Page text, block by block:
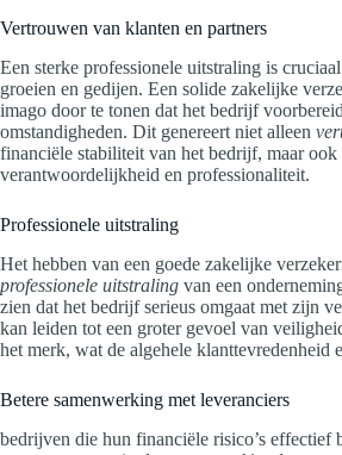
Vertrouwen van klanten en partners
Een sterke professionele uitstraling is
groeien en gedijen. Een solide zakelijke
imago door te tonen dat het bedrijf
omstandigheden. Dit genereert niet alleen
financiële stabiliteit van het bedrijf, maar
verantwoordelijkheid en professionaliteit.
Professionele uitstraling
Het hebben van een goede zakelijke
professionele uitstraling van een
zien dat het bedrijf serieus omgaat met zijn
kan leiden tot een groter gevoel van
het merk, wat de algehele klanttevredenheid
Betere samenwerking met leveranciers
bedrijven die hun financiële risico’s effectief